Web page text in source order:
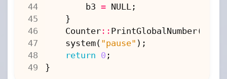
44
b3 = NULL ;
}
Counter:: PrintGlobalNumber();
system( "pause" );
return 0 ;
}